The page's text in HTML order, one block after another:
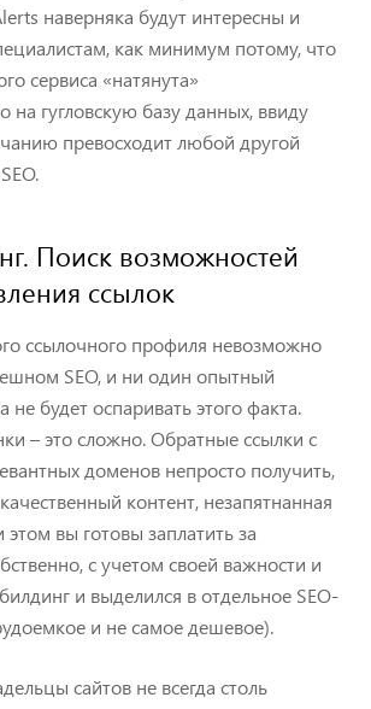
наверняка будут интересны и
как минимум потому, что
сервиса «натянута»
на гугловскую базу данных, ввиду
превосходит любой другой
Поиск возможностей
ссылок
ссылочного профиля невозможно
SEO, и ни один опытный
не будет оспаривать этого факта.
– это сложно. Обратные ссылки с
доменов непросто получить,
контент, незапятнанная
вы готовы заплатить за
с учетом своей важности и
и выделился в отдельное SEO-
и не самое дешевое).
сайтов не всегда столь